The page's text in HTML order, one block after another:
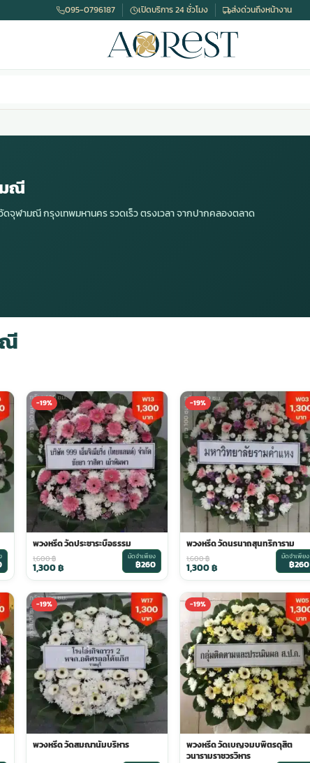
095-0796187 เปิดบริการ 24 ชั่วโมง ส่งด่วนถึงหน้างาน
ณี
ฬามณี กรุงเทพมหานคร รวดเร็ว ตรงเวลา จากปากคลองตลาด
-19%
พวงหรีด วัดประชาระบือธรรม
1,600฿
1,300฿
มัดจำเพียง
฿260
-19%
พวงหรีด วัดนรนาถสุนทริการาม
1,600฿
1,300฿
มัดจำเพียง
฿260
-19%
พวงหรีด วัดสมณานัมบริหาร
-19%
พวงหรีด วัดเบญจมบพิตรดุสิต
วนารามราชวรวิหาร